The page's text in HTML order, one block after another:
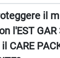
il
l'EST GAR
CARE